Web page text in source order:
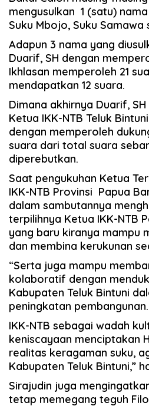
mengusulkan 1 (satu)
Suku Mbojo, Suku Samawa
Adapun 3 nama yang
Duarif, SH dengan
Ikhlasan memperoleh 21
mendapatkan 12 suara.
Dimana akhirnya Duarif,
Ketua IKK-NTB Teluk
dengan memperoleh
suara dari total suara
diperebutkan.
Saat pengukuhan Ketua
IKK-NTB Provinsi Papua
dalam sambutannya
terpilihnya Ketua IKK-NTB
yang baru kiranya mampu
dan membina kerukunan
“Serta juga mampu
kolaboratif dengan
Kabupaten Teluk Bintuni
peningkatan pembangunan.
IKK-NTB sebagai wadah
keniscayaan menciptakan
realitas keragaman suku,
Kabupaten Teluk Bintuni,”
Sirajudin juga
tetap memegang teguh